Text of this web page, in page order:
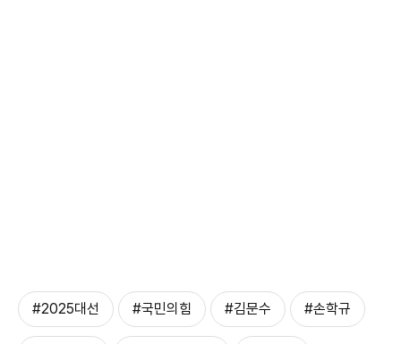
#2025대선 #국민의힘 #김문수 #손학규